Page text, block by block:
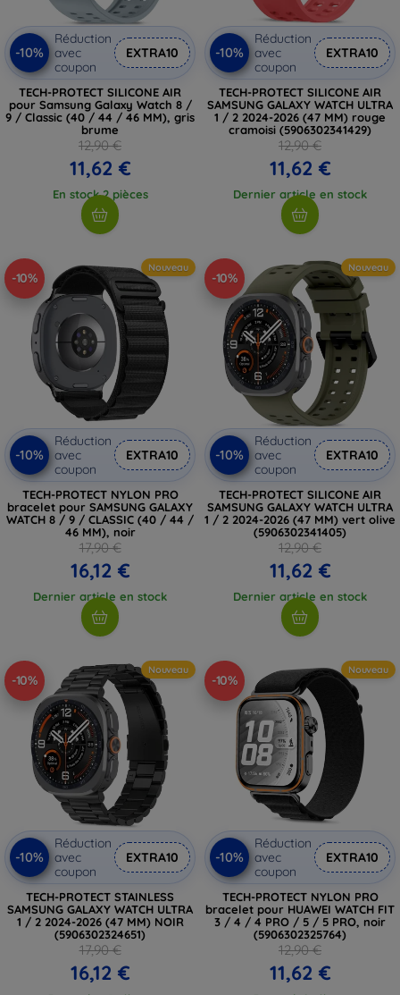
-10%
Réduction
avec
coupon
EXTRA10
TECH-PROTECT SILICONE AIR
pour Samsung Galaxy Watch 8 /
9 / Classic (40 / 44 / 46 MM), gris
brume
12,90 €
11,62 €
En stock 2 pièces
-10%
Réduction
avec
coupon
EXTRA10
TECH-PROTECT SILICONE AIR
SAMSUNG GALAXY WATCH ULTRA
1 / 2 2024-2026 (47 MM) rouge
cramoisi (5906302341429)
12,90 €
11,62 €
Dernier article en stock
-10%
Nouveau
-10%
Réduction
avec
coupon
EXTRA10
TECH-PROTECT NYLON PRO
bracelet pour SAMSUNG GALAXY
WATCH 8 / 9 / CLASSIC (40 / 44 /
46 MM), noir
17,90 €
16,12 €
Dernier article en stock
-10%
Nouveau
-10%
Réduction
avec
coupon
EXTRA10
TECH-PROTECT SILICONE AIR
SAMSUNG GALAXY WATCH ULTRA
1 / 2 2024-2026 (47 MM) vert olive
(5906302341405)
12,90 €
11,62 €
Dernier article en stock
-10%
Nouveau
-10%
Réduction
avec
coupon
EXTRA10
TECH-PROTECT STAINLESS
SAMSUNG GALAXY WATCH ULTRA
1 / 2 2024-2026 (47 MM) NOIR
(5906302324651)
17,90 €
16,12 €
-10%
Nouveau
-10%
Réduction
avec
coupon
EXTRA10
TECH-PROTECT NYLON PRO
bracelet pour HUAWEI WATCH FIT
3 / 4 / 4 PRO / 5 / 5 PRO, noir
(5906302325764)
12,90 €
11,62 €